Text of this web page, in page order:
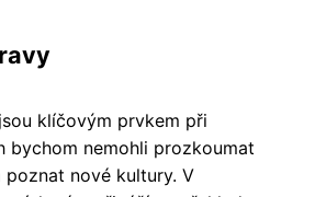
klíčovým prvkem při
bychom nemohli prozkoumat
poznat nové kultury. V